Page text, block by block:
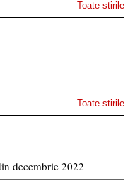
Toate stirile
Toate stirile
decembrie 2022